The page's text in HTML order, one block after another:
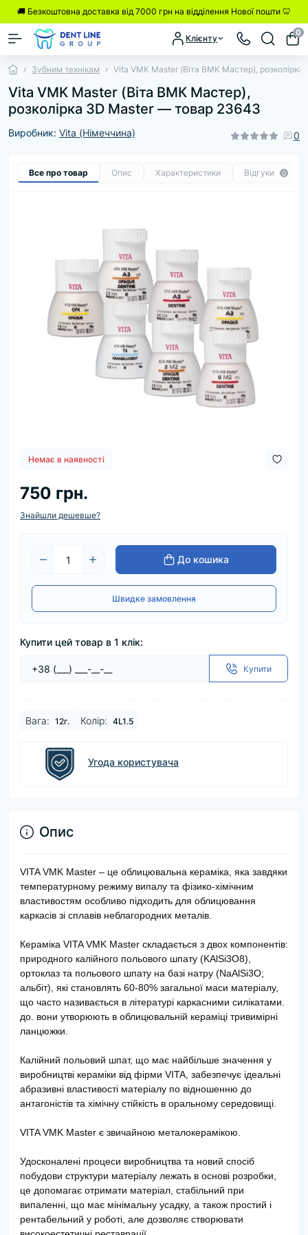
🚚 Безкоштовна доставка від 7000 грн на відділення Нової пошти 🦷
Клієнту
0
Зубним технікам Vita VMK Master (Віта ВМК Мастер), розколірка
Vita VMK Master (Віта ВМК Мастер),
розколірка 3D Master — товар 23643
Виробник: Vita (Німеччина) 0
Все про товар Опис Характеристики Відгуки 0
Немає в наявності
750 грн.
Знайшли дешевше?
До кошика
Швидке замовлення
Купити цей товар в 1 клік:
Купити
Baга: 12г. Колір: 4L1.5
Угода користувача
Опис
VITA VMK Master – це облицювальна кераміка, яка завдяки
температурному режиму випалу та фізико-хімічним
властивостям особливо підходить для облицювання
каркасів зі сплавів неблагородних металів.
Кераміка VITA VMK Master складається з двох компонентів:
природного калійного польового шпату (KAlSi3O8),
ортоклаз та польового шпату на базі натру (NaAlSi3O;
альбіт), які становлять 60-80% загальної маси матеріалу,
що часто називається в літературі каркасними силікатами.
до. вони утворюють в облицювальній кераміці тривимірні
ланцюжки.
Калійний польовий шпат, що має найбільше значення у
виробництві кераміки від фірми VITA, забезпечує ідеальні
абразивні властивості матеріалу по відношенню до
антагоністів та хімічну стійкість в оральному середовищі.
VITA VMK Master є звичайною металокерамікою.
Удосконалені процеси виробництва та новий спосіб
побудови структури матеріалу лежать в основі розробки,
це допомагає отримати матеріал, стабільний при
випаленні, що має мінімальну усадку, а також простий і
рентабельний у роботі, але дозволяє створювати